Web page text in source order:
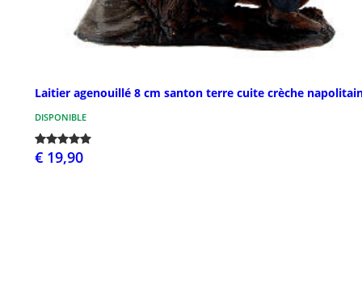
Laitier agenouillé 8 cm santon terre cuite crèche
DISPONIBLE
€ 19,90